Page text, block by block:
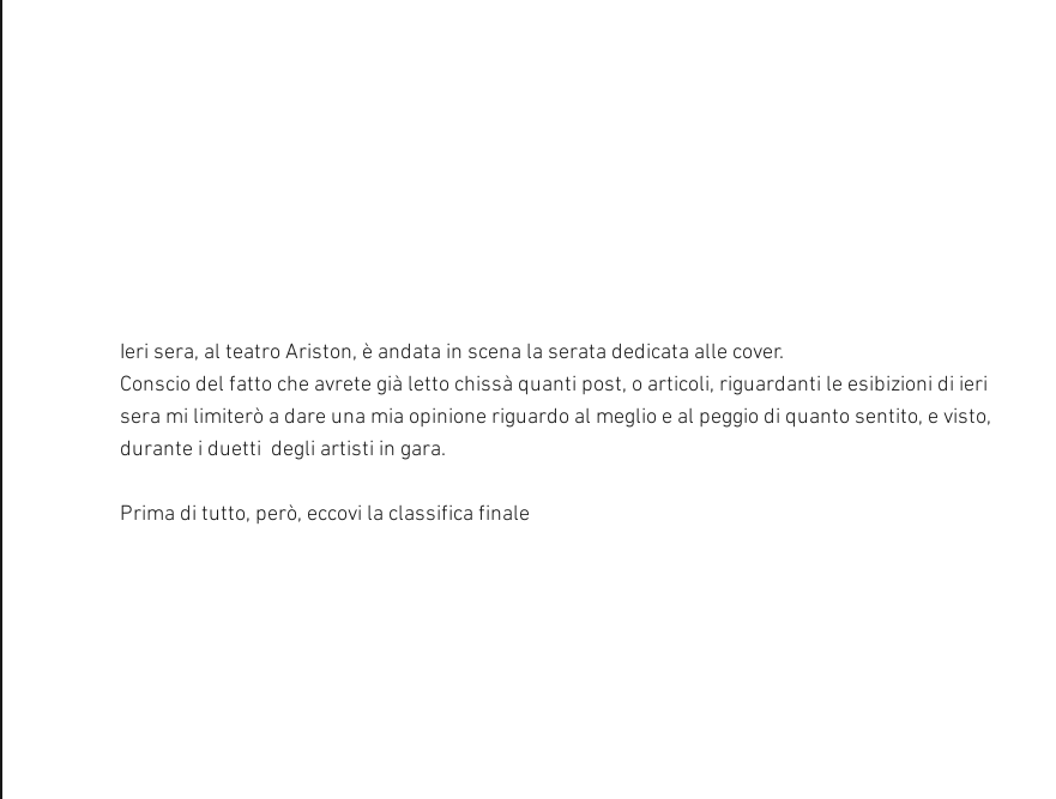
Ieri sera, al teatro Ariston, è andata in scena la serata dedicata alle cover.
Conscio del fatto che avrete già letto chissà quanti post, o articoli, riguardanti le esibizioni di ieri
sera mi limiterò a dare una mia opinione riguardo al meglio e al peggio di quanto sentito, e visto,
durante i duetti  degli artisti in gara.
Prima di tutto, però, eccovi la classifica finale